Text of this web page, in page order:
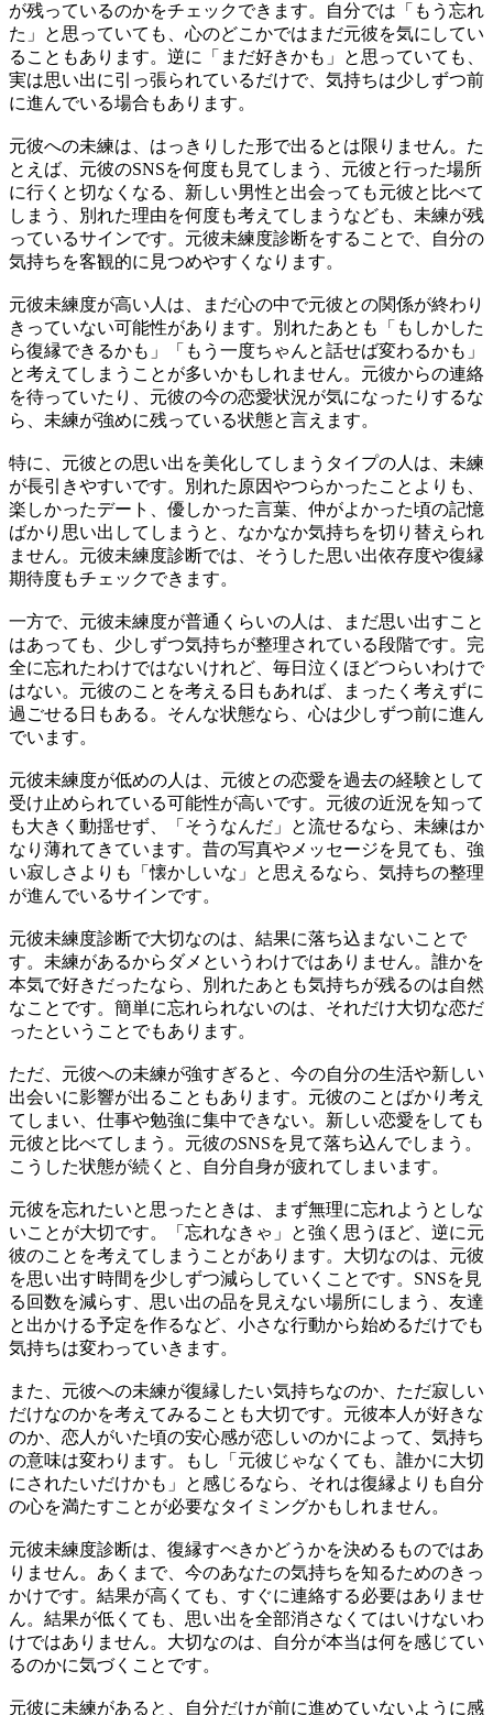
が残っているのかをチェックできます。自分では「もう忘れ
た」と思っていても、心のどこかではまだ元彼を気にしてい
ることもあります。逆に「まだ好きかも」と思っていても、
実は思い出に引っ張られているだけで、気持ちは少しずつ前
に進んでいる場合もあります。
元彼への未練は、はっきりした形で出るとは限りません。た
とえば、元彼のSNSを何度も見てしまう、元彼と行った場所
に行くと切なくなる、新しい男性と出会っても元彼と比べて
しまう、別れた理由を何度も考えてしまうなども、未練が残
っているサインです。元彼未練度診断をすることで、自分の
気持ちを客観的に見つめやすくなります。
元彼未練度が高い人は、まだ心の中で元彼との関係が終わり
きっていない可能性があります。別れたあとも「もしかした
ら復縁できるかも」「もう一度ちゃんと話せば変わるかも」
と考えてしまうことが多いかもしれません。元彼からの連絡
を待っていたり、元彼の今の恋愛状況が気になったりするな
ら、未練が強めに残っている状態と言えます。
特に、元彼との思い出を美化してしまうタイプの人は、未練
が長引きやすいです。別れた原因やつらかったことよりも、
楽しかったデート、優しかった言葉、仲がよかった頃の記憶
ばかり思い出してしまうと、なかなか気持ちを切り替えられ
ません。元彼未練度診断では、そうした思い出依存度や復縁
期待度もチェックできます。
一方で、元彼未練度が普通くらいの人は、まだ思い出すこと
はあっても、少しずつ気持ちが整理されている段階です。完
全に忘れたわけではないけれど、毎日泣くほどつらいわけで
はない。元彼のことを考える日もあれば、まったく考えずに
過ごせる日もある。そんな状態なら、心は少しずつ前に進ん
でいます。
元彼未練度が低めの人は、元彼との恋愛を過去の経験として
受け止められている可能性が高いです。元彼の近況を知って
も大きく動揺せず、「そうなんだ」と流せるなら、未練はか
なり薄れてきています。昔の写真やメッセージを見ても、強
い寂しさよりも「懐かしいな」と思えるなら、気持ちの整理
が進んでいるサインです。
元彼未練度診断で大切なのは、結果に落ち込まないことで
す。未練があるからダメというわけではありません。誰かを
本気で好きだったなら、別れたあとも気持ちが残るのは自然
なことです。簡単に忘れられないのは、それだけ大切な恋だ
ったということでもあります。
ただ、元彼への未練が強すぎると、今の自分の生活や新しい
出会いに影響が出ることもあります。元彼のことばかり考え
てしまい、仕事や勉強に集中できない。新しい恋愛をしても
元彼と比べてしまう。元彼のSNSを見て落ち込んでしまう。
こうした状態が続くと、自分自身が疲れてしまいます。
元彼を忘れたいと思ったときは、まず無理に忘れようとしな
いことが大切です。「忘れなきゃ」と強く思うほど、逆に元
彼のことを考えてしまうことがあります。大切なのは、元彼
を思い出す時間を少しずつ減らしていくことです。SNSを見
る回数を減らす、思い出の品を見えない場所にしまう、友達
と出かける予定を作るなど、小さな行動から始めるだけでも
気持ちは変わっていきます。
また、元彼への未練が復縁したい気持ちなのか、ただ寂しい
だけなのかを考えてみることも大切です。元彼本人が好きな
のか、恋人がいた頃の安心感が恋しいのかによって、気持ち
の意味は変わります。もし「元彼じゃなくても、誰かに大切
にされたいだけかも」と感じるなら、それは復縁よりも自分
の心を満たすことが必要なタイミングかもしれません。
元彼未練度診断は、復縁すべきかどうかを決めるものではあ
りません。あくまで、今のあなたの気持ちを知るためのきっ
かけです。結果が高くても、すぐに連絡する必要はありませ
ん。結果が低くても、思い出を全部消さなくてはいけないわ
けではありません。大切なのは、自分が本当は何を感じてい
るのかに気づくことです。
元彼に未練があると、自分だけが前に進めていないように感